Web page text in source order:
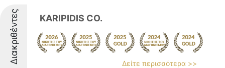
Διακριθέντες KARIPIDIS CO.
Δείτε περισσότερα >>